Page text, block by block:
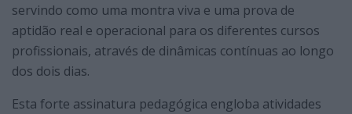
servindo como uma montra viva e uma prova de
aptidão real e operacional para os diferentes cursos
profissionais, através de dinâmicas contínuas ao longo
dos dois dias.
Esta forte assinatura pedagógica engloba atividades